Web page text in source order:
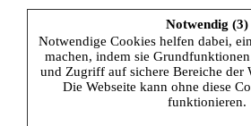
Notwendig (3)
Notwendige Cookies helfen dabei,
machen, indem sie
und Zugriff auf sichere Bereiche der
Die Webseite kann ohne diese
funktionieren.